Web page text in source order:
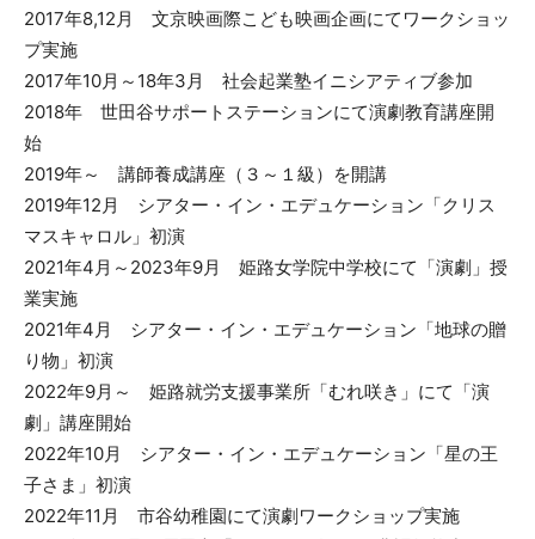
2017年8,12月 文京映画際こども映画企画にてワークショッ
プ実施
2017年10月～18年3月 社会起業塾イニシアティブ参加
2018年 世田谷サポートステーションにて演劇教育講座開
始
2019年～ 講師養成講座（３～１級）を開講
2019年12月 シアター・イン・エデュケーション「クリス
マスキャロル」初演
2021年4月～2023年9月 姫路女学院中学校にて「演劇」授
業実施
2021年4月 シアター・イン・エデュケーション「地球の贈
り物」初演
2022年9月～ 姫路就労支援事業所「むれ咲き」にて「演
劇」講座開始
2022年10月 シアター・イン・エデュケーション「星の王
子さま」初演
2022年11月 市谷幼稚園にて演劇ワークショップ実施